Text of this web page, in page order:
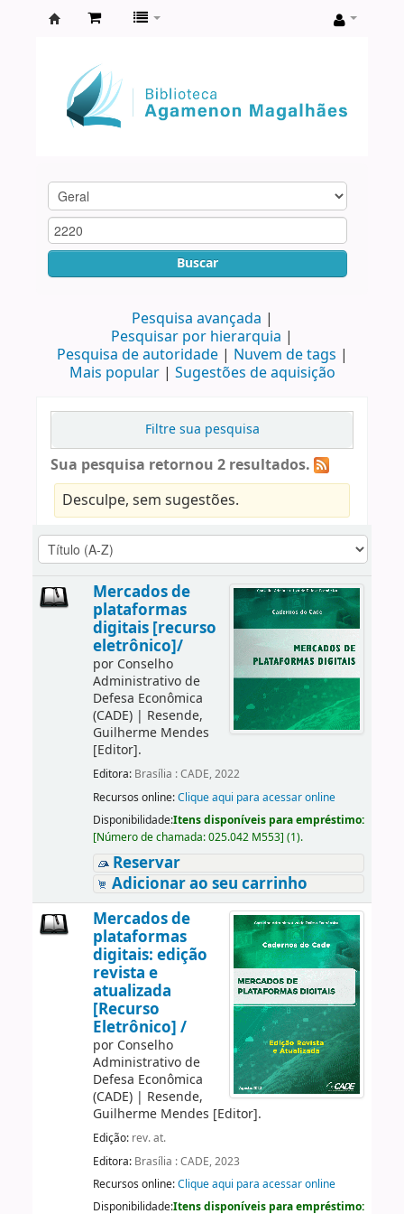
Agamenon
Magalhães
Buscar
Pesquisa avançada
Pesquisar por hierarquia
Pesquisa de autoridade
Nuvem de tags
Mais popular
Sugestões de aquisição
Filtre sua pesquisa
Sua pesquisa retornou 2 resultados.
Desculpe, sem sugestões.
Mercados de
plataformas
digitais [recurso
eletrônico]/
por Conselho
Administrativo de
Defesa Econômica
(CADE)| Resende,
Guilherme Mendes
[Editor].
Editora: Brasília : CADE, 2022
Recursos online:Clique aqui para acessar online
Disponibilidade:Itens disponíveis para empréstimo:
[Número de chamada:025.042 M553] (1).
Reservar
Adicionar ao seu carrinho
Mercados de
plataformas
digitais: edição
revista e
atualizada
[Recurso
Eletrônico] /
por Conselho
Administrativo de
Defesa Econômica
(CADE)| Resende,
Guilherme Mendes [Editor].
Edição: rev. at.
Editora: Brasília : CADE, 2023
Recursos online:Clique aqui para acessar online
Disponibilidade:Itens disponíveis para empréstimo: